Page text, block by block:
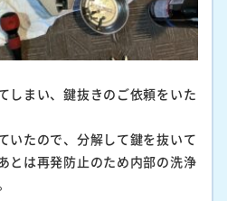
しまい、鍵抜きのご依頼をいた
いたので、分解して鍵を抜いて
とは再発防止のため内部の洗浄